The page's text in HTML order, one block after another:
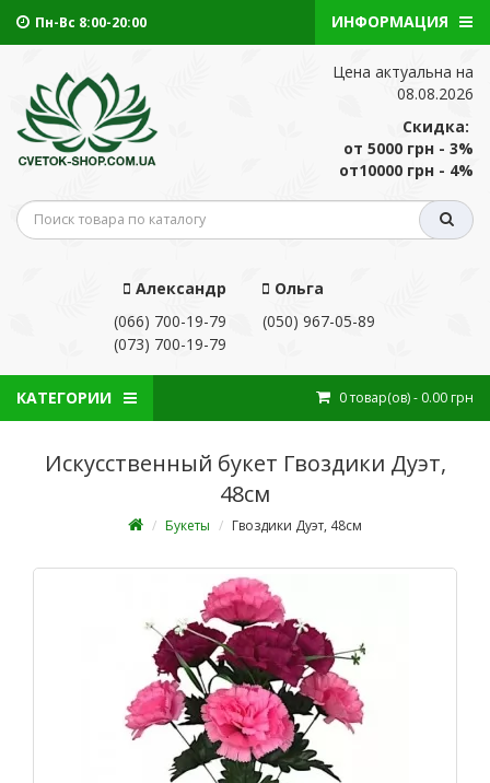
ИНФОРМАЦИЯ
Пн-Вс 8:00-20:00
Александр
(066) 700-19-79
(073) 700-19-79
Ольга
(050) 967-05-89
Цена актуальна на
08.08.2026
Скидка:
от 5000 грн - 3%
от10000 грн - 4%
0товар(ов)- 0.00 грн
КАТЕГОРИИ
Искусственный букет Гвоздики Дуэт,
48см
Букеты Гвоздики Дуэт, 48см